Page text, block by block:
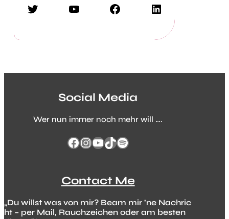
Twitter YouTube Facebook LinkedIn
Social Media
Wer nun immer noch mehr will ….
Facebook InstagramYouTube TikTok Spotify
Contact Me
„Du willst was von mir? Beam mir ’ne Nachric
ht – per Mail, Rauchzeichen oder am besten